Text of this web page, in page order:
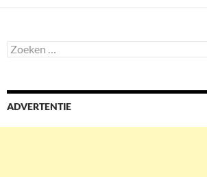
Zoeken
naar:
ADVERTENTIE